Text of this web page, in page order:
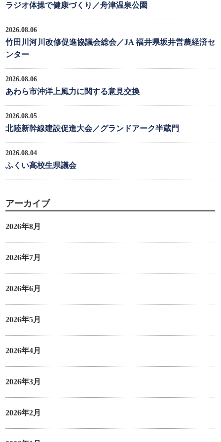
ラジオ体操で健康づくり／舟津温泉公園
2026.08.06
竹田川河川改修促進協議会総会／JA 福井県坂井営農経済セ
ンター
2026.08.06
あわら市沖洋上風力に関する意見交換
2026.08.05
北陸新幹線建設促進大会／グランドアーク半蔵門
2026.08.04
ふくい高校生県議会
アーカイブ
2026年8月
2026年7月
2026年6月
2026年5月
2026年4月
2026年3月
2026年2月